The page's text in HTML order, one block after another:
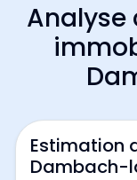
Estimation
Dambach-